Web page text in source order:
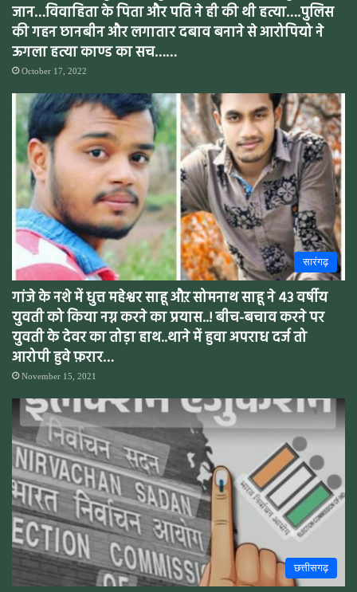
जान…विवाहिता के पिता और पति ने ही की थी हत्या….पुलिस
की गहन छानबीन और लगातार दबाव बनाने से आरोपियो ने
ऊगला हत्या काण्ड का सच……
October 17, 2022
सारंगढ़
गांजे के नशे में धुत्त महेश्वर साहू औऱ सोमनाथ साहू ने 43 वर्षीय
युवती को किया नग्न करने का प्रयास..! बीच-बचाव करने पर
युवती के देवर का तोड़ा हाथ..थाने में हुवा अपराध दर्ज तो
आरोपी हुवे फ़रार…
November 15, 2021
छत्तीसगढ़